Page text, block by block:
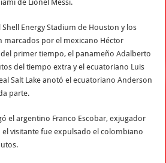
de Lionel Messi.
Energy Stadium de Houston y los
marcados por el mexicano Héctor
primer tiempo, el panameño Adalberto
del tiempo extra y el ecuatoriano Luis
Salt Lake anotó el ecuatoriano Anderson
parte.
el argentino Franco Escobar, exjugador
el visitante fue expulsado el colombiano